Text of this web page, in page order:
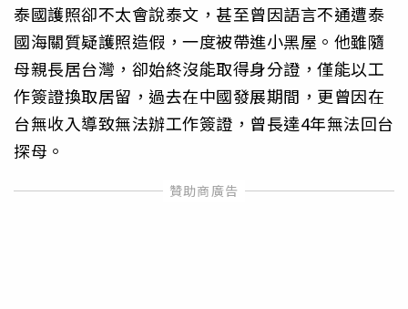
泰國護照卻不太會說泰文，甚至曾因語言不通遭泰
國海關質疑護照造假，一度被帶進小黑屋。他雖隨
母親長居台灣，卻始終沒能取得身分證，僅能以工
作簽證換取居留，過去在中國發展期間，更曾因在
台無收入導致無法辦工作簽證，曾長達4年無法回台
探母。